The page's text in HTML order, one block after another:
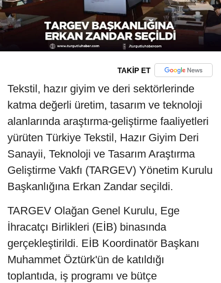
TAKİP ET
Tekstil, hazır giyim ve deri sektörlerinde
katma değerli üretim, tasarım ve teknoloji
alanlarında araştırma-geliştirme faaliyetleri
yürüten Türkiye Tekstil, Hazır Giyim Deri
Sanayii, Teknoloji ve Tasarım Araştırma
Geliştirme Vakfı (TARGEV) Yönetim Kurulu
Başkanlığına Erkan Zandar seçildi.
TARGEV Olağan Genel Kurulu, Ege
İhracatçı Birlikleri (EİB) binasında
gerçekleştirildi. EİB Koordinatör Başkanı
Muhammet Öztürk'ün de katıldığı
toplantıda, iş programı ve bütçe